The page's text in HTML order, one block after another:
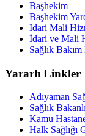
Başhekim
Başhekim
Idari Mali
İdari ve Mali
Sağlık
Yararlı Linkler
Adıyaman
Sağlık
Kamu
Halk Sağlığı